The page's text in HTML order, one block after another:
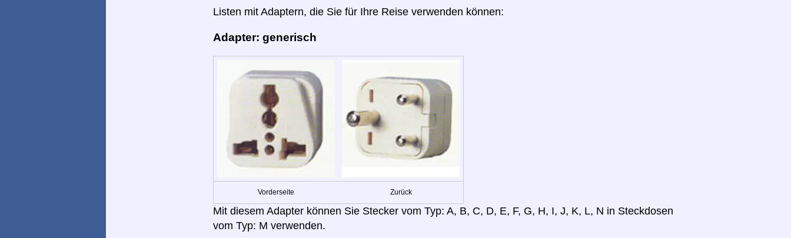
Listen mit Adaptern, die Sie für Ihre Reise verwenden können:
Adapter: generisch
Vorderseite Zurück
Mit diesem Adapter können Sie Stecker vom Typ: A, B, C, D, E, F, G, H, I, J, K, L, N in Steckdosen
vom Typ: M verwenden.